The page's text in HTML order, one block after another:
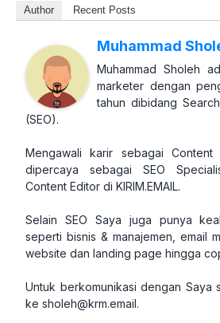
Author Recent Posts
Muhammad
Muhammad Sholeh
marketer dengan
tahun dibidang
(SEO).
Mengawali karir sebagai
dipercaya sebagai SEO
Content Editor di KIRIM.EMAIL.
Selain SEO Saya juga punya
seperti bisnis & manajemen, email
website dan landing page hingga
Untuk berkomunikasi dengan Saya
ke sholeh@krm.email.